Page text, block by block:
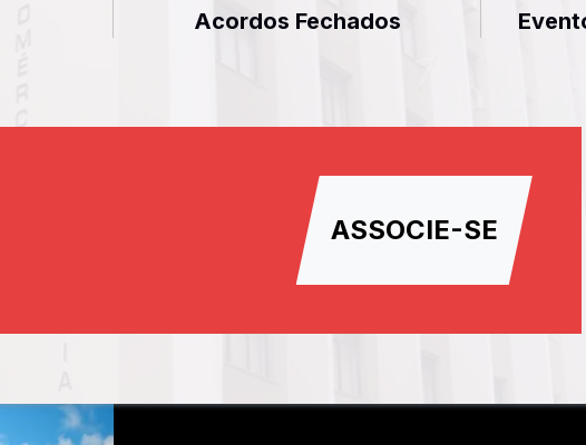
Acordos Fechados
ASSOCIE-SE